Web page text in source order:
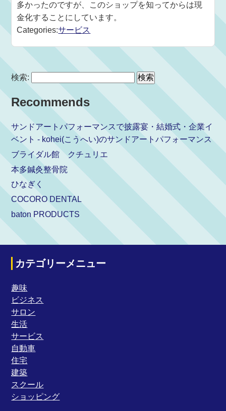
多かったのですが、このショップを知ってからは現
金化することにしています。
Categories:サービス
検索:
Recommends
サンドアートパフォーマンスで披露宴・結婚式・企業イ
ベント - kohei(こうへい)のサンドアートパフォーマンス
ブライダル館 クチュリエ
本多鍼灸整骨院
ひなぎく
COCORO DENTAL
baton PRODUCTS
カテゴリーメニュー
趣味
ビジネス
サロン
生活
サービス
自動車
住宅
建築
スクール
ショッピング